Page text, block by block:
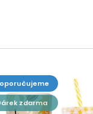
doporučujeme
dárek zdarma